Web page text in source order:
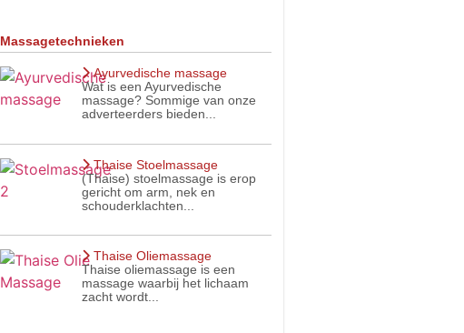
Massagetechnieken
Ayurvedische massage
Wat is een Ayurvedische
massage? Sommige van onze
adverteerders bieden...
Thaise Stoelmassage
(Thaise) stoelmassage is erop
gericht om arm, nek en
schouderklachten...
Thaise Oliemassage
Thaise oliemassage is een
massage waarbij het lichaam
zacht wordt...